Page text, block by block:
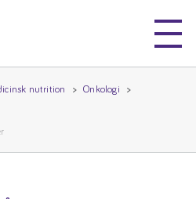
nutrition Onkologi